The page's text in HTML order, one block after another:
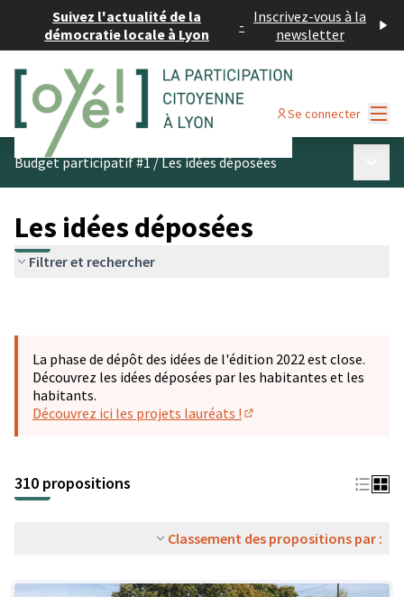
Suivez l'actualité de la
démocratie locale à Lyon
- Inscrivez-vous à la
newsletter
Se connecter
Budget participatif #1/Les idées déposées
Les idées déposées
Filtrer et rechercher
La phase de dépôt des idées de l'édition 2022 est close.
Découvrez les idées déposées par les habitantes et les
habitants.
Découvrez ici les projets lauréats !
310 propositions
Classement des propositions par :